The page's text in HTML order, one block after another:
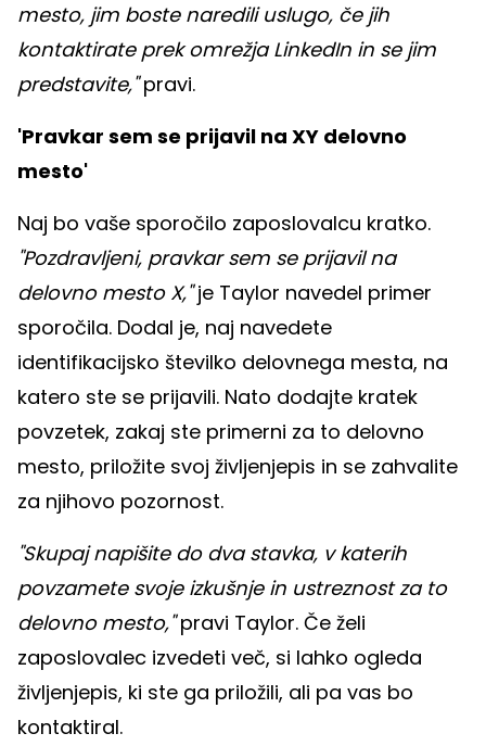
mesto, jim boste naredili uslugo, če jih
kontaktirate prek omrežja LinkedIn in se jim
predstavite,"pravi.
'Pravkar sem se prijavil na XY delovno
mesto'
Naj bo vaše sporočilo zaposlovalcu kratko.
"Pozdravljeni, pravkar sem se prijavil na
delovno mesto X,"je Taylor navedel primer
sporočila. Dodal je, naj navedete
identifikacijsko številko delovnega mesta, na
katero ste se prijavili. Nato dodajte kratek
povzetek, zakaj ste primerni za to delovno
mesto, priložite svoj življenjepis in se zahvalite
za njihovo pozornost.
"Skupaj napišite do dva stavka, v katerih
povzamete svoje izkušnje in ustreznost za to
delovno mesto,"pravi Taylor. Če želi
zaposlovalec izvedeti več, si lahko ogleda
življenjepis, ki ste ga priložili, ali pa vas bo
kontaktiral.